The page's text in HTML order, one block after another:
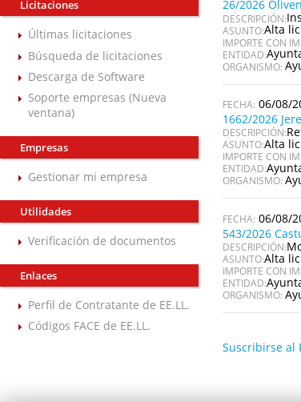
Licitaciones
Últimas licitaciones
Búsqueda de licitaciones
Descarga de Software
Soporte empresas (Nueva
ventana)
Empresas
Gestionar mi empresa
Utilidades
Verificación de documentos
Enlaces
Perfil de Contratante de EE.LL.
Códigos FACE de EE.LL.
26/2026
DESCRIPCIÓN:
ASUNTO:Alta
IMPORTE CON
ENTIDAD:
ORGANISMO:
06/08/
1662/2026
DESCRIPCIÓN:
ASUNTO:Alta
IMPORTE CON
ENTIDAD:
ORGANISMO:
06/08/
543/2026
DESCRIPCIÓN:
ASUNTO:Alta
IMPORTE CON
ENTIDAD:
ORGANISMO:
Suscribirse al